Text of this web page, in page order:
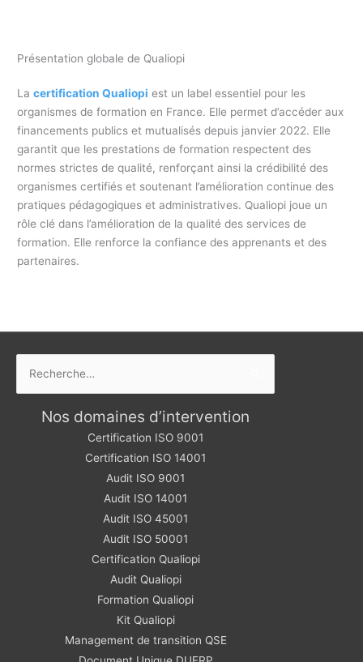
Présentation globale de Qualiopi
Lacertification Qualiopi est un label essentiel pour les
organismes de formation en France. Elle permet d’accéder aux
financements publics et mutualisés depuis janvier 2022. Elle
garantit que les prestations de formation respectent des
normes strictes de qualité, renforçant ainsi la crédibilité des
organismes certifiés et soutenant l’amélioration continue des
pratiques pédagogiques et administratives. Qualiopi joue un
rôle clé dans l’amélioration de la qualité des services de
formation. Elle renforce la confiance des apprenants et des
partenaires.
Nos domaines d’intervention
Certification ISO 9001
Certification ISO 14001
Audit ISO 9001
Audit ISO 14001
Audit ISO 45001
Audit ISO 50001
Certification Qualiopi
Audit Qualiopi
Formation Qualiopi
Kit Qualiopi
Management de transition QSE